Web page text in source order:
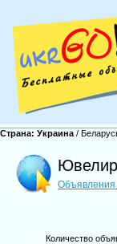
Страна: Украина /
Объявления
Количество